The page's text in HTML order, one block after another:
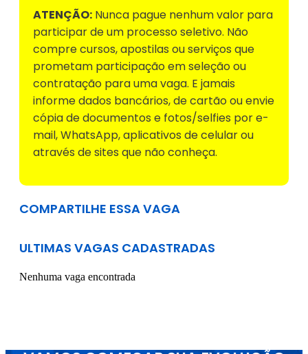
ATENÇÃO: Nunca pague nenhum valor para
participar de um processo seletivo. Não
compre cursos, apostilas ou serviços que
prometam participação em seleção ou
contratação para uma vaga. E jamais
informe dados bancários, de cartão ou envie
cópia de documentos e fotos/selfies por e-
mail, WhatsApp, aplicativos de celular ou
através de sites que não conheça.
COMPARTILHE ESSA VAGA
ULTIMAS VAGAS CADASTRADAS
Nenhuma vaga encontrada